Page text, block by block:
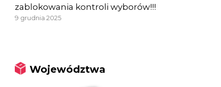
zablokowania kontroli wyborów!!!
9 grudnia 2025
Województwa